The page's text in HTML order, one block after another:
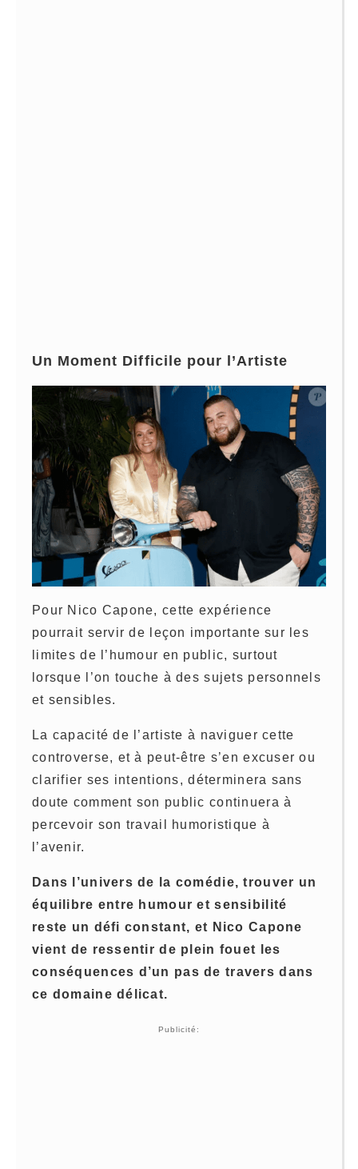
Un Moment Difficile pour l’Artiste
Pour Nico Capone, cette expérience
pourrait servir de leçon importante sur les
limites de l’humour en public, surtout
lorsque l’on touche à des sujets personnels
et sensibles.
La capacité de l’artiste à naviguer cette
controverse, et à peut-être s’en excuser ou
clarifier ses intentions, déterminera sans
doute comment son public continuera à
percevoir son travail humoristique à
l’avenir.
Dans l’univers de la comédie, trouver un
équilibre entre humour et sensibilité
reste un défi constant, et Nico Capone
vient de ressentir de plein fouet les
conséquences d’un pas de travers dans
ce domaine délicat.
Publicité: